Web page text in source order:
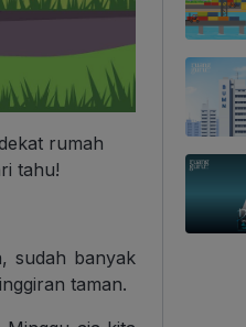
rumah
tahu!
sudah banyak
taman.